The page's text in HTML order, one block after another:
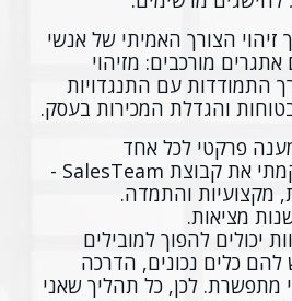
הצורך האמיתי של אנשי
מורכבים: מזיהוי
התמודדות עם התנגדויות
והגדלת המכירות בעסק.
פרקטי לכל אחד
מהאתגרים הללו, הקמתי את קבוצת SalesTeam -
מקצועיות והתמדה.
מציאות.
יכולים להפוך למובילים
כלים נכונים, הדרכה
מתפשרת. לכן, כל תהליך שאני